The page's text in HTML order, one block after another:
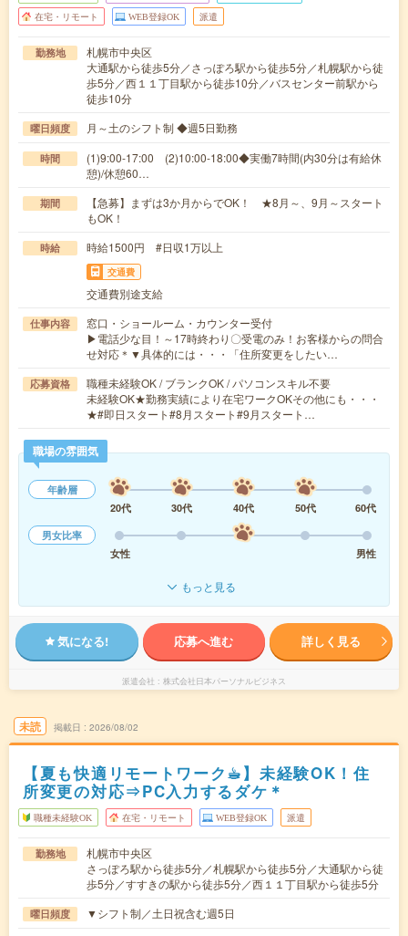
在宅・リモート WEB登録OK 派遣
勤務地
札幌市中央区
大通駅から徒歩5分／さっぽろ駅から徒歩5分／札幌駅から徒
歩5分／西１１丁目駅から徒歩10分／バスセンター前駅から
徒歩10分
曜日頻度 月～土のシフト制 ◆週5日勤務
時間
(1)9:00-17:00 (2)10:00-18:00◆実働7時間(内30分は有給休
憩)/休憩60…
期間
【急募】まずは3か月からでOK！ ★8月～、9月～スタート
もOK！
時給 時給1500円 #日収1万以上
交通費
交通費別途支給
仕事内容
窓口・ショールーム・カウンター受付
▶電話少な目！～17時終わり〇受電のみ！お客様からの問合
せ対応＊▼具体的には・・・「住所変更をしたい…
応募資格
職種未経験OK / ブランクOK / パソコンスキル不要
未経験OK★勤務実績により在宅ワークOKその他にも・・・
★#即日スタート#8月スタート#9月スタート…
職場の雰囲気
年齢層
20代
30代 40代 50代
60代
男女比率
女性
男性
もっと見る
気になる! 応募へ進む 詳しく見る
派遣会社 株式会社日本パーソナルビジネス
未読 掲載日 2026/08/02
【夏も快適リモートワーク☕︎】未経験OK！住
所変更の対応⇒PC入力するダケ＊
職種未経験OK 在宅・リモート WEB登録OK 派遣
勤務地
札幌市中央区
さっぽろ駅から徒歩5分／札幌駅から徒歩5分／大通駅から徒
歩5分／すすきの駅から徒歩5分／西１１丁目駅から徒歩5分
曜日頻度 ▼シフト制／土日祝含む週5日